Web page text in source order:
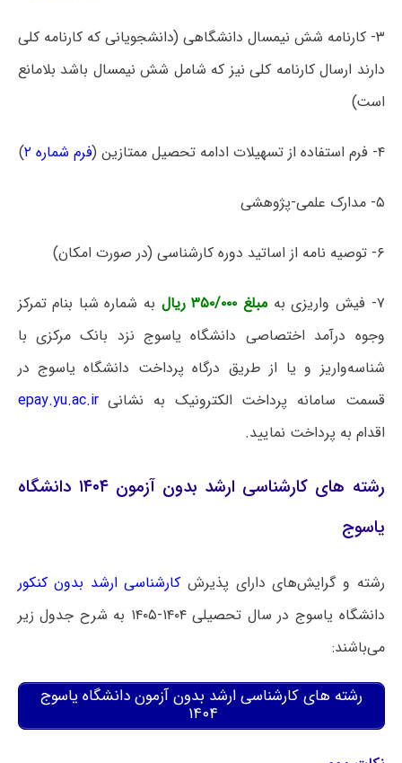
۳- ﮐﺎﺭﻧﺎﻣﻪ ﺷﺶ ﻧﯿﻤﺴﺎﻝ ﺩﺍﻧﺸﮕﺎﻫﯽ (ﺩﺍﻧﺸﺠﻮﯾﺎﻧﯽ ﮐﻪ ﮐﺎﺭﻧﺎﻣﻪ ﮐﻠﯽ
ﺩﺍﺭﻧﺪ ﺍﺭﺳﺎﻝ ﮐﺎﺭﻧﺎﻣﻪ ﮐﻠﯽ ﻧﯿﺰ ﮐﻪ ﺷﺎﻣﻞ ﺷﺶ ﻧﯿﻤﺴﺎﻝ ﺑﺎﺷﺪ ﺑﻼﻣﺎﻧﻊ
ﺍﺳﺖ)
۴- ﻓﺮﻡ ﺍﺳﺘﻔﺎﺩﻩ ﺍﺯ ﺗﺴﻬﯿﻼﺕ ﺍﺩﺍﻣﻪ ﺗﺤﺼﯿﻞ ﻣﻤﺘﺎﺯﯾﻦ ( فرم شماره ۲ )
۵- ﻣﺪﺍﺭﮎ ﻋﻠﻤﯽ-ﭘﮋﻭﻫﺸﯽ
۶- ﺗﻮﺻﯿﻪ ﻧﺎﻣﻪ ﺍﺯ ﺍﺳﺎﺗﯿﺪ ﺩﻭﺭﻩ ﮐﺎﺭﺷﻨﺎﺳﯽ (ﺩﺭ ﺻﻮﺭﺕ ﺍﻣﮑﺎﻥ)
۷- ﻓﯿﺶ ﻭﺍﺭﯾﺰﯼ ﺑﻪ ﻣﺒﻠﻎ ۳۵۰/۰۰۰ ﺭﯾﺎﻝ
ﺑﻪ ﺷﻤﺎﺭﻩ شبا ﺑﻨﺎﻡ ﺗﻤﺮﮐﺰ
ﻭﺟﻮﻩ ﺩﺭﺁﻣﺪ ﺍﺧﺘﺼﺎﺻﯽ ﺩﺍﻧﺸﮕﺎﻩ ﯾﺎﺳﻮﺝ ﻧﺰﺩ ﺑﺎﻧﮏ ﻣﺮﮐﺰﯼ ﺑﺎ
ﺷﻨﺎﺳﻪﻭﺍﺭﯾﺰ و یا از طریق درگاه پرداخت دانشگاه یاسوج در
قسمت سامانه پرداخت الکترونیک به نشانیepay.yu.ac.ir
اقدام به پرداخت نمایید.
رشته های کارشناسی ارشد بدون آزمون ۱۴۰۴ دانشگاه
ﯾﺎﺳﻮﺝ
رشته و گرایش‌های دارای پذیرش کارشناسی ارشد بدون کنکور
دانشگاه ﯾﺎﺳﻮﺝ در سال تحصیلی ۱۴۰۴-۱۴۰۵ به شرح جدول زیر
می‌باشند:
رشته های کارشناسی ارشد بدون آزمون دانشگاه یاسوج
۱۴۰۴